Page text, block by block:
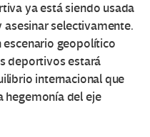
ya está siendo usada
selectivamente.
escenario geopolítico
deportivos estará
internacional que
hegemonía del eje